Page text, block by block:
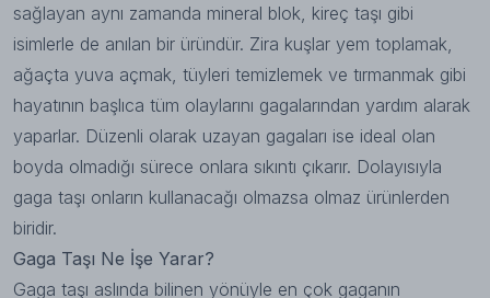
sağlayan aynı zamanda mineral blok, kireç taşı gibi
isimlerle de anılan bir üründür. Zira kuşlar yem toplamak,
ağaçta yuva açmak, tüyleri temizlemek ve tırmanmak gibi
hayatının başlıca tüm olaylarını gagalarından yardım alarak
yaparlar. Düzenli olarak uzayan gagaları ise ideal olan
boyda olmadığı sürece onlara sıkıntı çıkarır. Dolayısıyla
gaga taşı onların kullanacağı olmazsa olmaz ürünlerden
biridir.
Gaga Taşı Ne İşe Yarar?
Gaga taşı aslında bilinen yönüyle en çok gaganın